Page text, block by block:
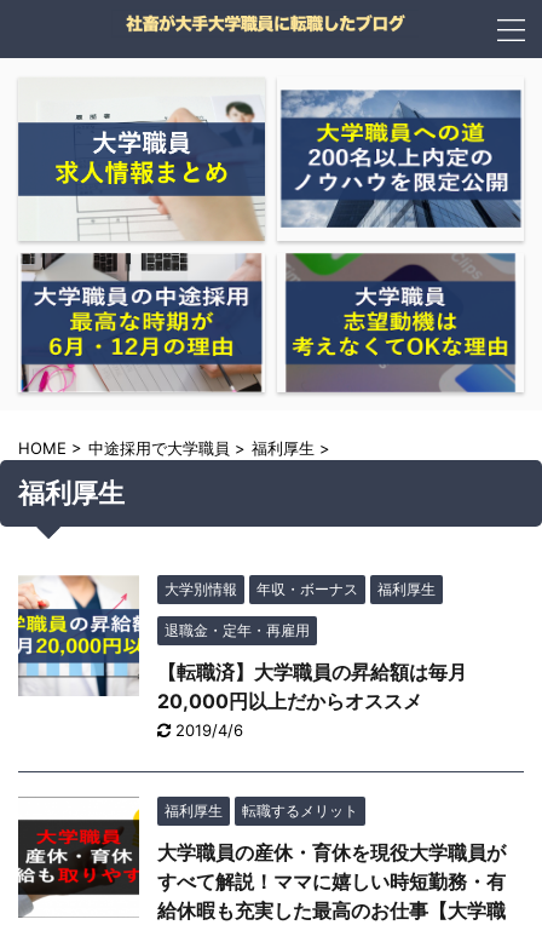
HOME > 中途採用で大学職員 > 福利厚生 >
福利厚生
大学別情報 年収・ボーナス 福利厚生
退職金・定年・再雇用
【転職済】大学職員の昇給額は毎月
20,000円以上だからオススメ
2019/4/6
福利厚生 転職するメリット
大学職員の産休・育休を現役大学職員が
すべて解説！ママに嬉しい時短勤務・有
給休暇も充実した最高のお仕事【大学職